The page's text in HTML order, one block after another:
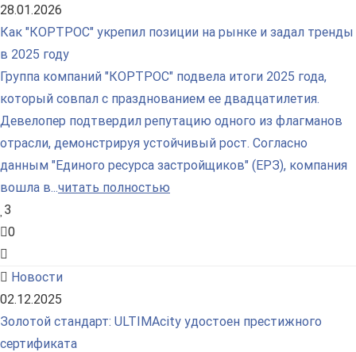
28.01.2026
Как "КОРТРОС" укрепил позиции на рынке и задал тренды
в 2025 году
Группа компаний "КОРТРОС" подвела итоги 2025 года,
который совпал с празднованием ее двадцатилетия.
Девелопер подтвердил репутацию одного из флагманов
отрасли, демонстрируя устойчивый рост. Согласно
данным "Единого ресурса застройщиков" (ЕРЗ), компания
вошла в...читать полностью
3
0
Новости
02.12.2025
Золотой стандарт: ULTIMAcity удостоен престижного
сертификата